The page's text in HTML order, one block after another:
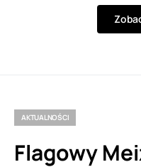
AKTUALNOŚCI
Flagowy